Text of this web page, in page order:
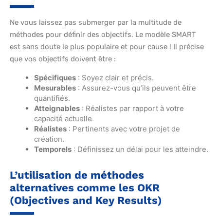
Ne vous laissez pas submerger par la multitude de
méthodes pour définir des objectifs. Le modèle SMART
est sans doute le plus populaire et pour cause ! Il précise
que vos objectifs doivent être :
Spécifiques : Soyez clair et précis.
Mesurables : Assurez-vous qu’ils peuvent être
quantifiés.
Atteignables : Réalistes par rapport à votre
capacité actuelle.
Réalistes : Pertinents avec votre projet de
création.
Temporels : Définissez un délai pour les atteindre.
L’utilisation de méthodes
alternatives comme les OKR
(Objectives and Key Results)